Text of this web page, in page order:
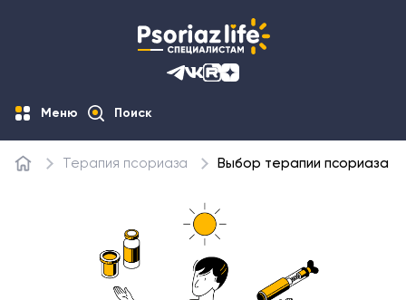
Меню Поиск
Главная Терапия псориаза Выбор терапии псориаза